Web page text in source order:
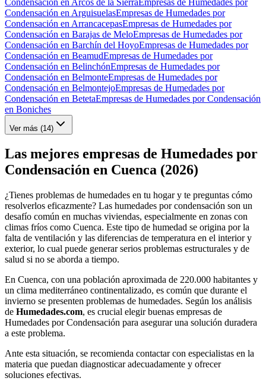
Condensación en ArguisuelasEmpresas de Humedades por
Condensación en ArrancacepasEmpresas de Humedades por
Condensación en Barajas de MeloEmpresas de Humedades por
Condensación en Barchín del HoyoEmpresas de Humedades por
Condensación en BeamudEmpresas de Humedades por
Condensación en BelinchónEmpresas de Humedades por
Condensación en BelmonteEmpresas de Humedades por
Condensación en BelmontejoEmpresas de Humedades por
Condensación en BetetaEmpresas de Humedades por Condensación
en Boniches
Ver más (14)
Las mejores empresas de Humedades por
Condensación en Cuenca (2026)
¿Tienes problemas de humedades en tu hogar y te preguntas cómo
resolverlos eficazmente? Las humedades por condensación son un
desafío común en muchas viviendas, especialmente en zonas con
climas fríos como Cuenca. Este tipo de humedad se origina por la
falta de ventilación y las diferencias de temperatura en el interior y
exterior, lo cual puede generar serios problemas estructurales y de
salud si no se aborda a tiempo.
En Cuenca, con una población aproximada de 220.000 habitantes y
un clima mediterráneo continentalizado, es común que durante el
invierno se presenten problemas de humedades. Según los análisis
de Humedades.com, es crucial elegir buenas empresas de
Humedades por Condensación para asegurar una solución duradera
a este problema.
Ante esta situación, se recomienda contactar con especialistas en la
materia que puedan diagnosticar adecuadamente y ofrecer
soluciones efectivas.